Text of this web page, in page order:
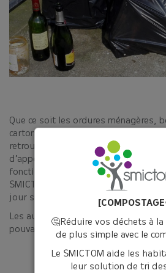
🤔Réduire vos déchets à la
de plus simple avec le
Le SMICTOM aide les
leur solution de tri
Que ce soit les ordures ménagères,
cartons bruns, mobilier etc. Ces
retrouvés quotidiennement aux
d’apports volontaires. Pour garder
fonctionnement, les services
SMICTOM œuvrent plusieurs fois
jour sur certains secteurs.
Les auteurs de ces incivilités sont
pouvant aller de 35€ à 1 500€.